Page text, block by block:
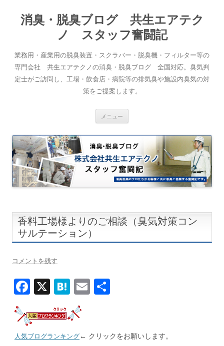
消臭・脱臭ブログ 共生エアテク
ノ スタッフ奮闘記
業務用・産業用の脱臭装置・スクラバー・脱臭機・フィルター等の
専門会社 共生エアテクノの消臭・脱臭ブログ 全国対応。臭気判
定士がご訪問し、工場・飲食店・病院等の排気臭や施設内臭気の対
策をご提案します。
メニュー
香料工場様よりのご相談（臭気対策コン
サルテーション）
コメントを残す
F
e
b
X H
at
e
n
E
l
人気ブログランキング← クリックをお願いします。